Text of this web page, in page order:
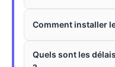
Comment installer
Quels sont les